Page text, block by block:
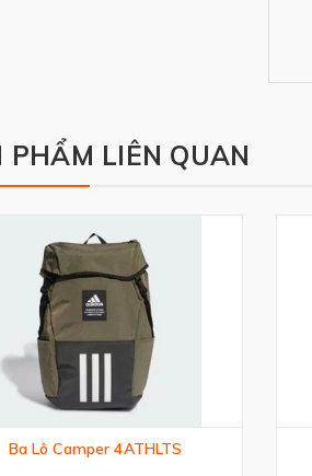
PHẨM LIÊN QUAN
Ba Lô Camper 4ATHLTS